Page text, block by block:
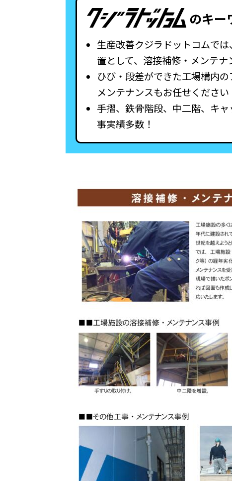
のキー
生産改善クジラドットコムで
置として、溶接補修・メンテナ
ひび・段差ができた工場構内
メンテナンスもお任せください
手摺、鉄骨階段、中二階、キ
事実績多数！